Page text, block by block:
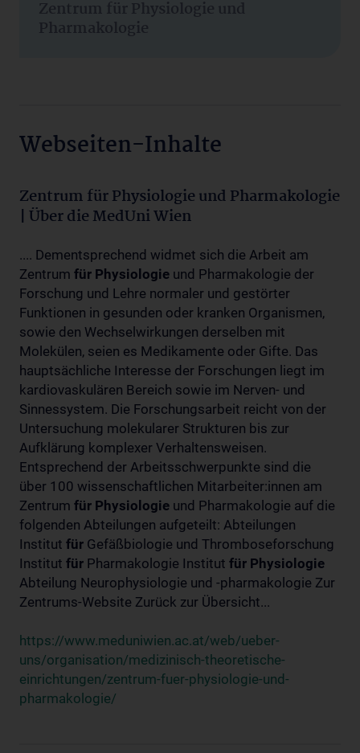
Zentrum für Physiologie und
Pharmakologie
Webseiten-Inhalte
Zentrum für Physiologie und Pharmakologie
| Über die MedUni Wien
.... Dementsprechend widmet sich die Arbeit am
Zentrum für Physiologie und Pharmakologie der
Forschung und Lehre normaler und gestörter
Funktionen in gesunden oder kranken Organismen,
sowie den Wechselwirkungen derselben mit
Molekülen, seien es Medikamente oder Gifte. Das
hauptsächliche Interesse der Forschungen liegt im
kardiovaskulären Bereich sowie im Nerven- und
Sinnessystem. Die Forschungsarbeit reicht von der
Untersuchung molekularer Strukturen bis zur
Aufklärung komplexer Verhaltensweisen.
Entsprechend der Arbeitsschwerpunkte sind die
über 100 wissenschaftlichen Mitarbeiter:innen am
Zentrum für Physiologie und Pharmakologie auf die
folgenden Abteilungen aufgeteilt: Abteilungen
Institut für Gefäßbiologie und Thromboseforschung
Institut für Pharmakologie Institut für Physiologie
Abteilung Neurophysiologie und -pharmakologie Zur
Zentrums-Website Zurück zur Übersicht...
https://www.meduniwien.ac.at/web/ueber-
uns/organisation/medizinisch-theoretische-
einrichtungen/zentrum-fuer-physiologie-und-
pharmakologie/